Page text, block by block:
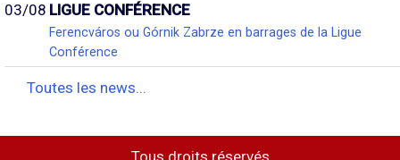
03/08 LIGUE CONFÉRENCE
Ferencváros ou Górnik Zabrze en barrages de la Ligue
Conférence
Toutes les news...